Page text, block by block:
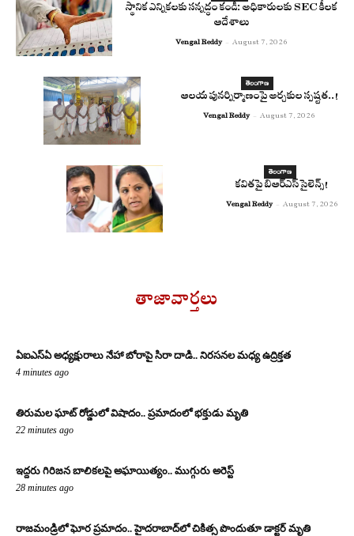
స్థానిక ఎన్నికలకు సన్నద్ధం కండి: అధికారులకు SEC కీలక
ఆదేశాలు
Vengal Reddy - August 7, 2026
తెలంగాణ
ఆలయ పునర్నిర్మాణంపై అర్చకుల స్పష్టత..!
Vengal Reddy - August 7, 2026
తెలంగాణ
కవితపై బిఆర్ఎస్ సైలెన్స్!
Vengal Reddy - August 7, 2026
తాజావార్తలు
ఏఐఎస్‌ఏ అధ్యక్షురాలు నేహా బోరాపై సిరా దాడి.. నిరసనల మధ్య ఉద్రిక్తత
4 minutes ago
తిరుమల ఘాట్ రోడ్డులో విషాదం.. ప్రమాదంలో భక్తుడు మృతి
22 minutes ago
ఇద్దరు గిరిజన బాలికలపై అఘాయిత్యం.. ముగ్గురు అరెస్ట్
28 minutes ago
రాజమండ్రిలో ఘోర ప్రమాదం.. హైదరాబాద్‌లో చికిత్స పొందుతూ డాక్టర్ మృతి